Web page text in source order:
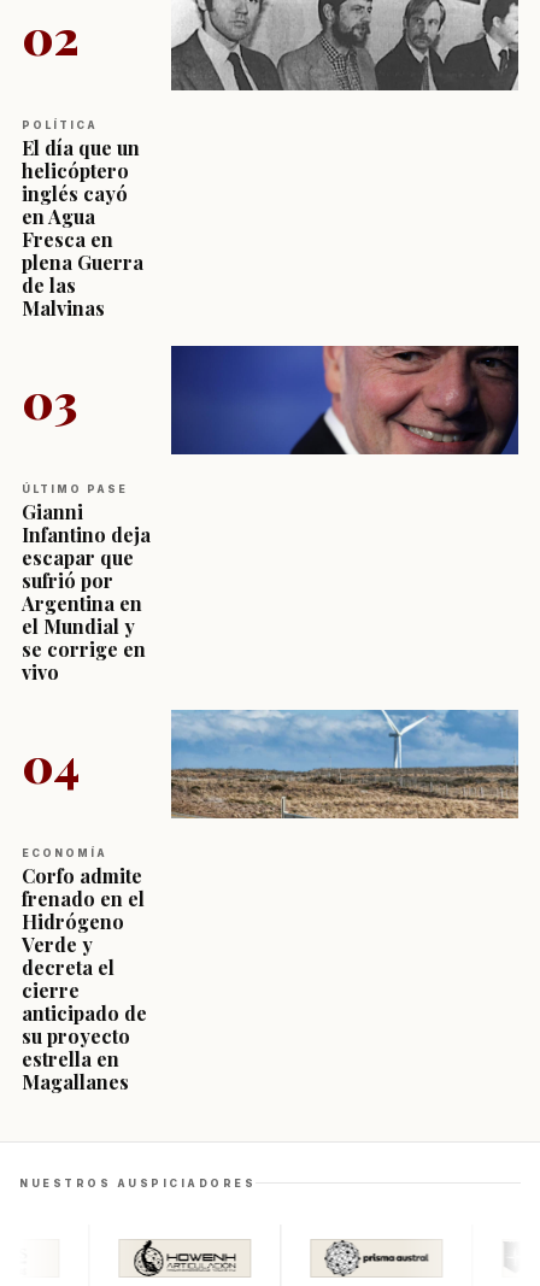
02
POLÍTICA
El día que un
helicóptero
inglés cayó
en Agua
Fresca en
plena Guerra
de las
Malvinas
03
ÚLTIMO PASE
Gianni
Infantino deja
escapar que
sufrió por
Argentina en
el Mundial y
se corrige en
vivo
04
ECONOMÍA
Corfo admite
frenado en el
Hidrógeno
Verde y
decreta el
cierre
anticipado de
su proyecto
estrella en
Magallanes
NUESTROS AUSPICIADORES